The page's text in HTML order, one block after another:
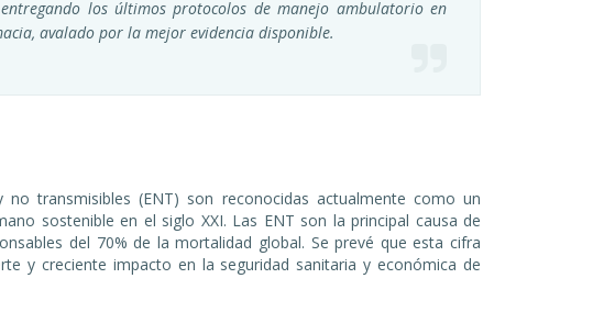
los últimos protocolos de manejo ambulatorio en
avalado por la mejor evidencia disponible.
transmisibles (ENT) son reconocidas actualmente como un
sostenible en el siglo XXI. Las ENT son la principal causa de
del 70% de la mortalidad global. Se prevé que esta cifra
y creciente impacto en la seguridad sanitaria y económica de